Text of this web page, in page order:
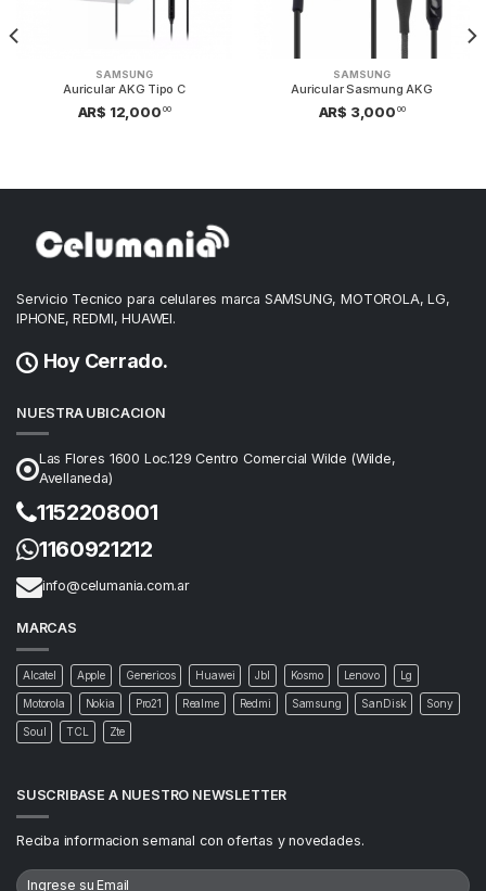
SAMSUNG
Auricular AKG Tipo C
AR$ 12,000 00
SAMSUNG
Auricular Sasmung AKG
AR$ 3,000 00
Servicio Tecnico para celulares marca SAMSUNG, MOTOROLA, LG,
IPHONE, REDMI, HUAWEI.
Hoy Cerrado.
NUESTRA UBICACION
Las Flores 1600 Loc.129 Centro Comercial Wilde (Wilde,
Avellaneda)
1152208001
1160921212
info@celumania.com.ar
MARCAS
Alcatel Apple Genericos Huawei Jbl Kosmo Lenovo Lg
Motorola Nokia Pro21 Realme Redmi Samsung SanDisk Sony
Soul TCL Zte
SUSCRIBASE A NUESTRO NEWSLETTER
Reciba informacion semanal con ofertas y novedades.